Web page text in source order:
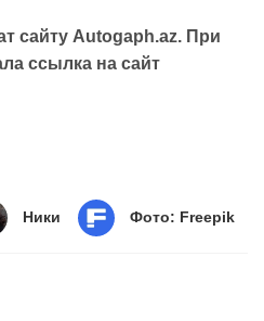
сайту Autogaph.az. При
ссылка на сайт
Ники Фото: Freepik